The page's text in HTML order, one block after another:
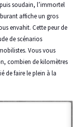
soudain, l’immortel
affiche un gros
envahit. Cette peur de
de scénarios
Vous vous
combien de kilomètres
de faire le plein à la